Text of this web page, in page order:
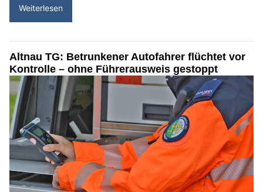
Weiterlesen
Altnau TG: Betrunkener Autofahrer flüchtet vor
Kontrolle – ohne Führerausweis gestoppt